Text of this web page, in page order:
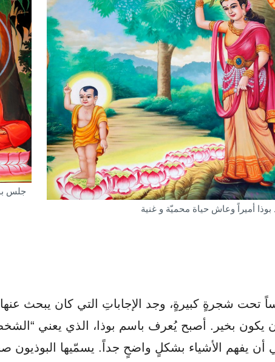
بوذا أميراً وعاش حياة محميّة و غنية
جلس
تحت شجرةٍ كبيرةٍ، وجد الإجاباتِ التي كان يبحث
يكون بخير. أصبح يُعرف باسم بوذا، الذي يعني
أن يفهم الأشياء بشكلٍ واضحٍ جداً. يسمّيها البوذيون